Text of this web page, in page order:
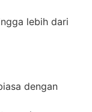
lebih dari
dengan